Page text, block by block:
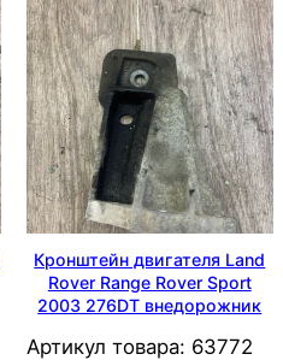
Кронштейн двигателя Land
Rover Range Rover Sport
2003 276DT внедорожник
Артикул товара: 63772